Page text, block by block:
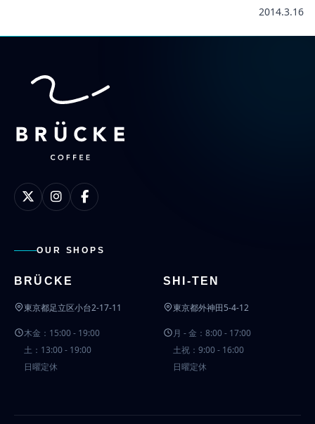
2014.3.16
OUR SHOPS
BRÜCKE
東京都足立区小台2-17-11
木金：15:00 - 19:00
土：13:00 - 19:00
日曜定休
SHI-TEN
東京都外神田5-4-12
月 - 金：8:00 - 17:00
土祝：9:00 - 16:00
日曜定休